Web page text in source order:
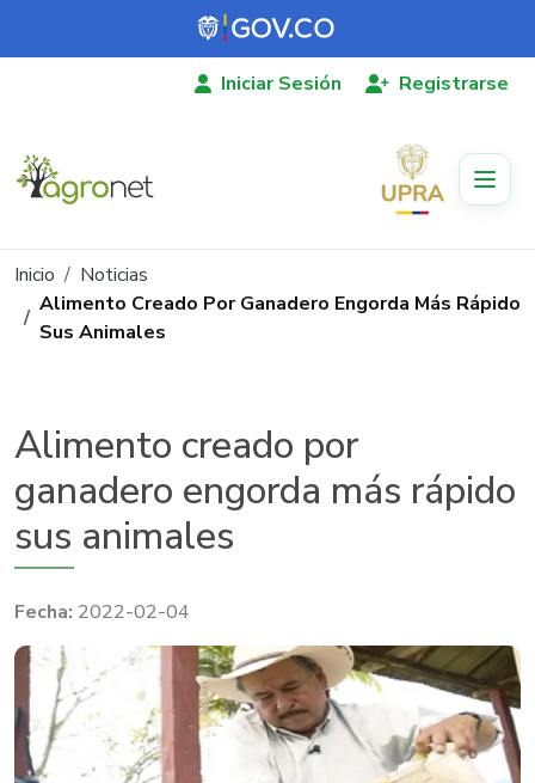
Pasar al contenido principal
Iniciar Sesión Registrarse
Ruta de navegación
Inicio
Noticias
Alimento Creado Por Ganadero Engorda Más Rápido
Sus Animales
Alimento creado por
ganadero engorda más rápido
sus animales
2022-02-04